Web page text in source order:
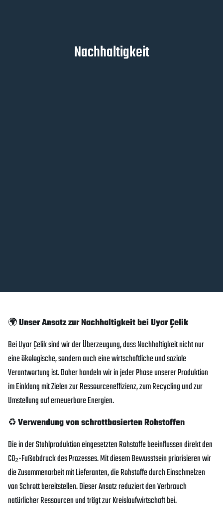
Nachhaltigkeit
🌍Unser Ansatz zur Nachhaltigkeit bei Uyar Çelik
Bei Uyar Çelik sind wir der Überzeugung, dass Nachhaltigkeit nicht nur
eine ökologische, sondern auch eine wirtschaftliche und soziale
Verantwortung ist. Daher handeln wir in jeder Phase unserer Produktion
im Einklang mit Zielen zur Ressourceneffizienz, zum Recycling und zur
Umstellung auf erneuerbare Energien.
♻️Verwendung von schrottbasierten Rohstoffen
Die in der Stahlproduktion eingesetzten Rohstoffe beeinflussen direkt den
CO₂-Fußabdruck des Prozesses. Mit diesem Bewusstsein priorisieren wir
die Zusammenarbeit mit Lieferanten, die Rohstoffe durch Einschmelzen
von Schrott bereitstellen. Dieser Ansatz reduziert den Verbrauch
natürlicher Ressourcen und trägt zur Kreislaufwirtschaft bei.